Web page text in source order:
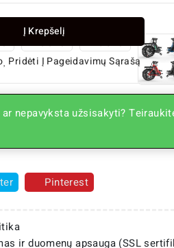
Į Krepšelį
Pridėti Į Pageidavimų Sąrašą
nepavyksta užsisakyti?
Pinterest
ir duomenų apsauga (SSL